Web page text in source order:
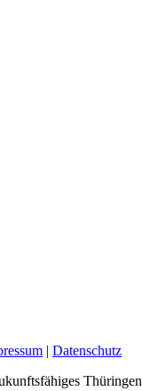
| Datenschutz